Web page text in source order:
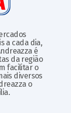
a cada dia,
é
da região
facilitar o
diversos
o